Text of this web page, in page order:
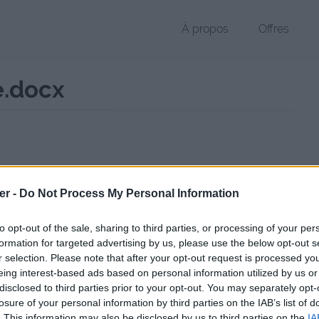
- Do Not Process My Personal Information
opt-out of the sale, sharing to third parties, or processing of your
for targeted advertising by us, please use the below opt-out
selection. Please note that after your opt-out request is processed
interest-based ads based on personal information utilized by us
to third parties prior to your opt-out. You may separately
of your personal information by third parties on the IAB’s list of
À propos Offres
DOCX de 115 Ko (application/vnd.openxmlformats-
public, envoyé le 27 janvier 2013 à 21:06, depuis l'adresse IP
page de téléchargement a été vue 1238 fois depuis l'envoi du
fichier.fr/2013/01/27/stella-joue-gonzague/ Copier
Gonzague.docx sur le Web et